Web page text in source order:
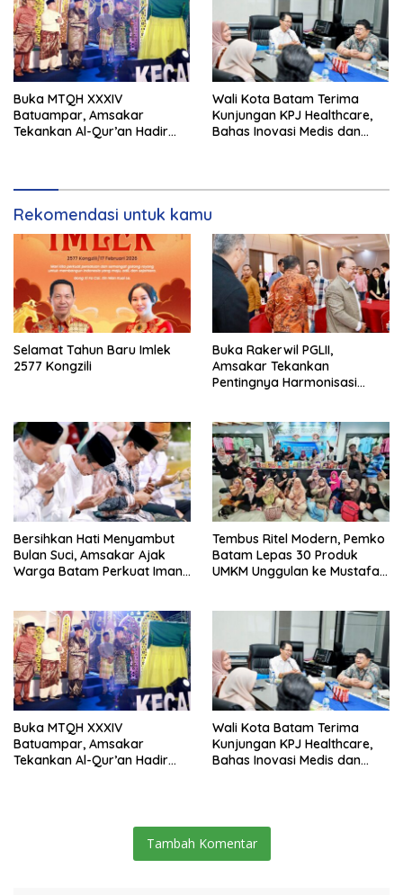
Buka MTQH XXXIV
Batuampar, Amsakar
Tekankan Al-Qur’an Hadir
Wali Kota Batam Terima
Kunjungan KPJ Healthcare,
Bahas Inovasi Medis dan
Rekomendasi untuk kamu
Selamat Tahun Baru Imlek
2577 Kongzili
Buka Rakerwil PGLII,
Amsakar Tekankan
Pentingnya Harmonisasi
Bersihkan Hati Menyambut
Bulan Suci, Amsakar Ajak
Warga Batam Perkuat Iman
Tembus Ritel Modern, Pemko
Batam Lepas 30 Produk
UMKM Unggulan ke Mustafa
Buka MTQH XXXIV
Batuampar, Amsakar
Tekankan Al-Qur’an Hadir
Wali Kota Batam Terima
Kunjungan KPJ Healthcare,
Bahas Inovasi Medis dan
Tambah Komentar